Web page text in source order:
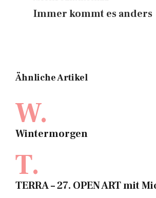
Immer kommt es anders
Ähnliche Artikel
W.
Wintermorgen
T.
TERRA – 27. OPEN ART mit